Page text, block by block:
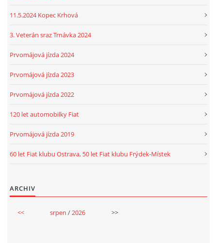
11.5.2024 Kopec Krhová
3. Veterán sraz Trnávka 2024
Prvomájová jízda 2024
Prvomájová jízda 2023
Prvomájová jízda 2022
120 let automobilky Fiat
Prvomájová jízda 2019
60 let Fiat klubu Ostrava, 50 let Fiat klubu Frýdek-Místek
ARCHIV
<< srpen / 2026 >>